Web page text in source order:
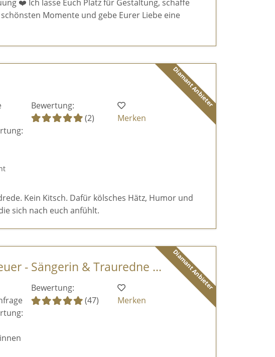
❤️ Ich lasse Euch Platz für Gestaltung, schaffe
Momente und gebe Eurer Liebe eine
Diamant Anbieter
Bewertung:
(2)
Merken
Kein Kitsch. Dafür kölsches Hätz, Humor und
sich nach euch anfühlt.
Diamant Anbieter
- Sängerin & Trauredne ...
Bewertung:
(47)
Merken